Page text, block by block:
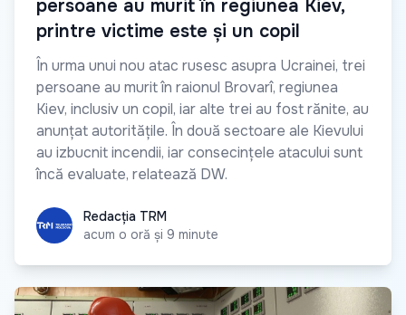
persoane au murit în regiunea Kiev,
printre victime este și un copil
În urma unui nou atac rusesc asupra Ucrainei, trei
persoane au murit în raionul Brovarî, regiunea
Kiev, inclusiv un copil, iar alte trei au fost rănite, au
anunțat autoritățile. În două sectoare ale Kievului
au izbucnit incendii, iar consecințele atacului sunt
încă evaluate, relatează DW.
Redacția TRM
Redacția TRM
acum o oră și 9 minute